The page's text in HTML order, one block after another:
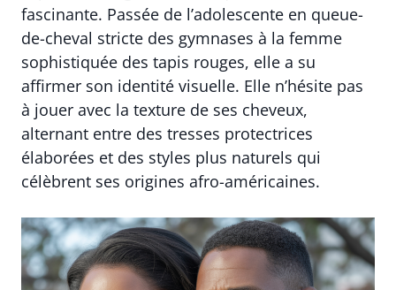
fascinante. Passée de l’adolescente en queue-
de-cheval stricte des gymnases à la femme
sophistiquée des tapis rouges, elle a su
affirmer son identité visuelle. Elle n’hésite pas
à jouer avec la texture de ses cheveux,
alternant entre des tresses protectrices
élaborées et des styles plus naturels qui
célèbrent ses origines afro-américaines.